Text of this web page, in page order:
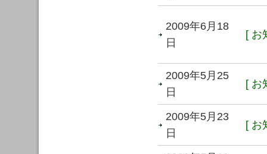
2009年6月18
日
[ お
2009年5月25
日
[ お
2009年5月23
日
[ お